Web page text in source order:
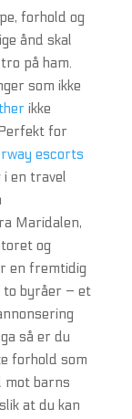
forhold og
ånd skal
på ham.
som ikke
ikke
for
escorts
en travel
Maridalen,
og
en fremtidig
to byråer – et
så er du
forhold som
mot barns
at du kan